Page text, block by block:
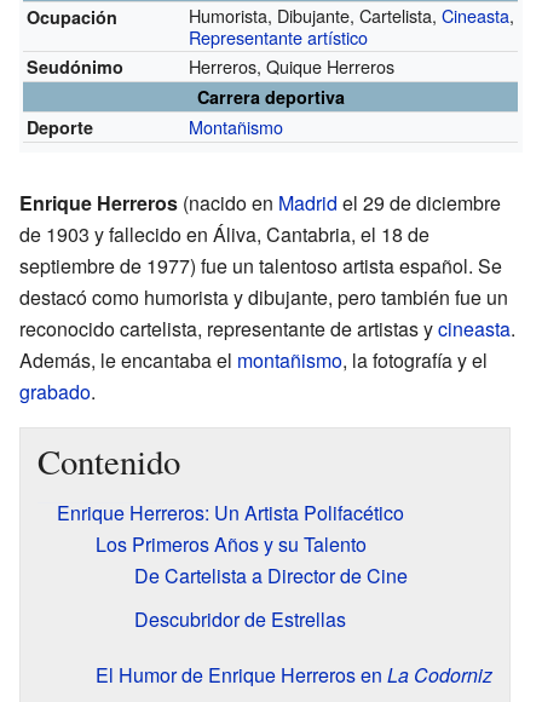
Ocupación
Humorista, Dibujante, Cartelista,Cineasta,
Representante artístico
Seudónimo Herreros, Quique Herreros
Carrera deportiva
Deporte
Montañismo
Enrique Herreros (nacido en Madrid el 29 de diciembre
de 1903 y fallecido en Áliva, Cantabria, el 18 de
septiembre de 1977) fue un talentoso artista español. Se
destacó como humorista y dibujante, pero también fue un
reconocido cartelista, representante de artistas ycineasta.
Además, le encantaba el montañismo, la fotografía y el
grabado.
Contenido
Enrique Herreros: Un Artista Polifacético
Los Primeros Años y su Talento
De Cartelista a Director de Cine
Descubridor de Estrellas
El Humor de Enrique Herreros en La Codorniz